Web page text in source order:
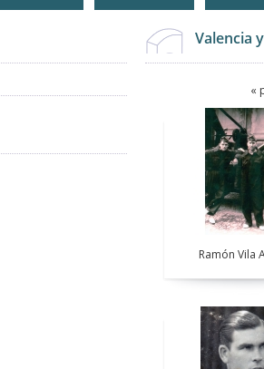
Valencia
«
Ramón Vila